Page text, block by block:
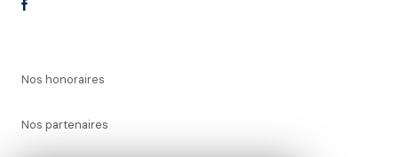
Nos honoraires
Nos partenaires